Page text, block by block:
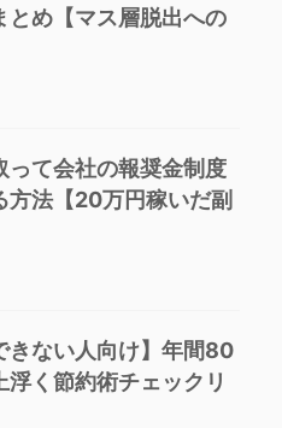
とめ【マス層脱出への
って会社の報奨金制度
方法【20万円稼いだ副
きない人向け】年間80
浮く節約術チェックリ